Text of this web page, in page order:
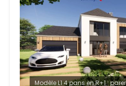
Modèle L1 4 pans en R+1 :